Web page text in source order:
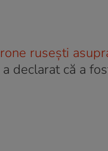
rusești
declarat că a